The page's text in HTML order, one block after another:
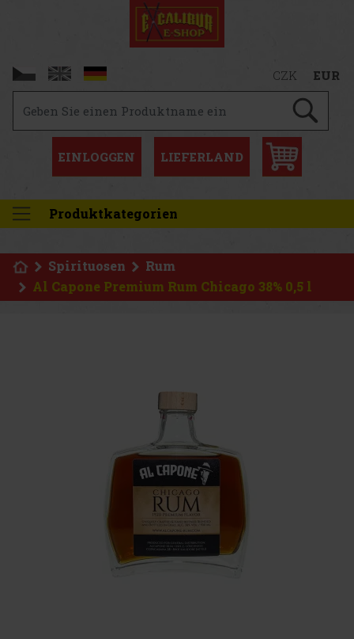
CZK EUR
EINLOGGEN LIEFERLAND
Produktkategorien
Spirituosen
Rum
Al Capone Premium Rum Chicago 38% 0,5 l